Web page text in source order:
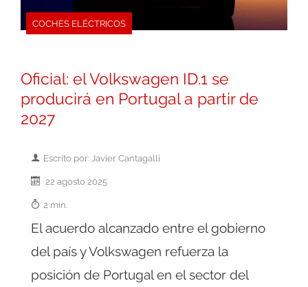
COCHES ELÉCTRICOS
Oficial: el Volkswagen ID.1 se
producirá en Portugal a partir de
2027
Escrito por: Javier Cantagalli
22 agosto 2025
2 min.
El acuerdo alcanzado entre el gobierno
del país y Volkswagen refuerza la
posición de Portugal en el sector del